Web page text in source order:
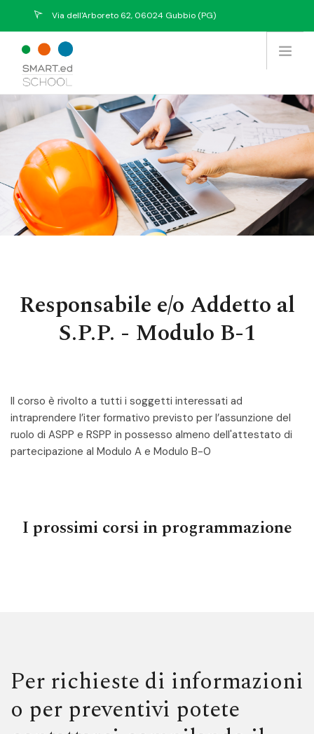
Via dell'Arboreto 62, 06024 Gubbio (PG)
info@eurekasystem.eu
Chi Siamo
Offerta Formativa
Prodotti / Servizi
Tutti i Corsi
Collabora con noi
Contatti
Responsabile e/o Addetto al
S.P.P. - Modulo B-1
Il corso è rivolto a tutti i soggetti interessati ad
intraprendere l’iter formativo previsto per l’assunzione del
ruolo di ASPP e RSPP in possesso almeno dell'attestato di
partecipazione al Modulo A e Modulo B-0
I prossimi corsi in programmazione
Per richieste di informazioni
o per preventivi potete